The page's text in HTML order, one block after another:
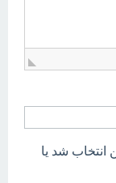
انتخاب شد یا